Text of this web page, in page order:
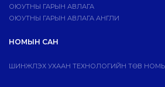
ОЮУТНЫ ГАРЫН АВЛАГА
ОЮУТНЫ ГАРЫН АВЛАГА АНГЛИ
НОМЫН САН
ШИНЖЛЭХ УХААН ТЕХНОЛОГИЙН ТӨВ